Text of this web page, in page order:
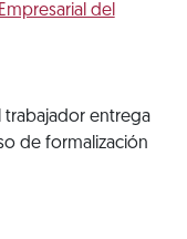
del
entrega
de formalización